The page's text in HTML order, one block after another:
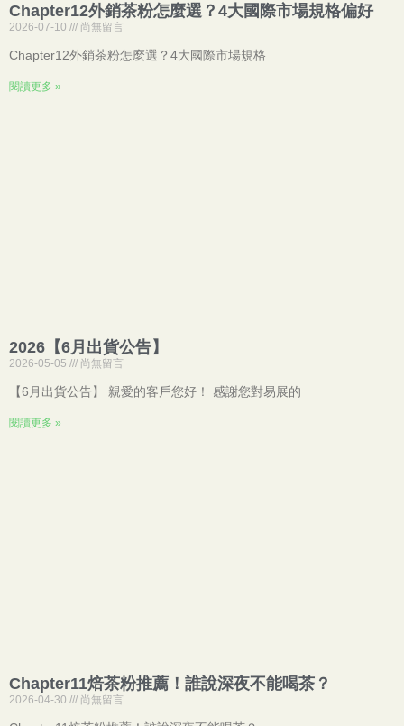
Chapter12外銷茶粉怎麼選？4大國際市場規格偏好
2026-07-10 尚無留言
Chapter12外銷茶粉怎麼選？4大國際市場規格
閱讀更多 »
2026【6月出貨公告】
2026-05-05 尚無留言
【6月出貨公告】 親愛的客戶您好！ 感謝您對易展的
閱讀更多 »
Chapter11焙茶粉推薦！誰說深夜不能喝茶？
2026-04-30 尚無留言